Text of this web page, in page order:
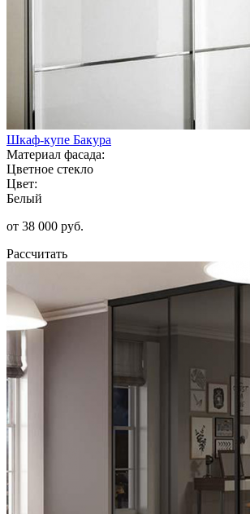
Шкаф-купе Бакура
Материал фасада:
Цветное стекло
Цвет:
Белый
от 38 000 руб.
Рассчитать